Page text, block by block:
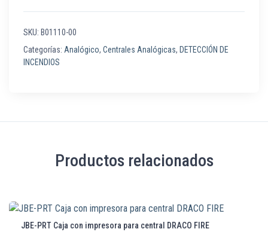
SKU: B01110-00
Categorías: Analógico, Centrales Analógicas, DETECCIÓN DE
INCENDIOS
Productos relacionados
JBE-PRT Caja con impresora para central DRACO FIRE